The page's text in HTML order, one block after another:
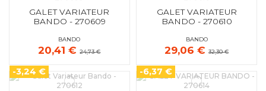
GALET VARIATEUR
BANDO - 270609
BANDO
20,41 €24,73 €
GALET VARIATEUR
BANDO - 270610
BANDO
29,06 €32,30 €
-3,24 € -6,37 €